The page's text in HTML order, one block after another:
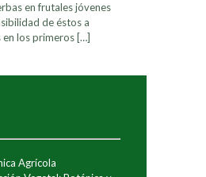
en frutales jóvenes
de éstos a
en los primeros […]
Agrícola